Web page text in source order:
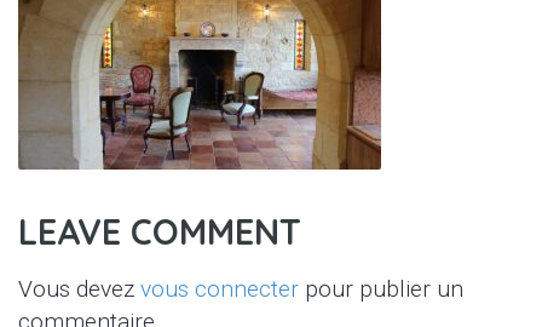
LEAVE COMMENT
Vous devez vous connecter pour publier un
commentaire.